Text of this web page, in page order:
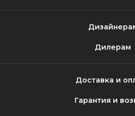
Дилерам
Доставка и
Гарантия и